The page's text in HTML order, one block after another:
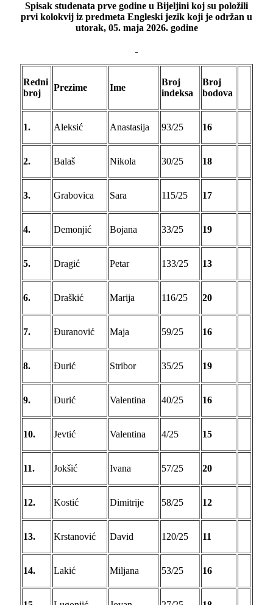
Spisak studenata prve godine u Bijeljini koj su položili
prvi kolokvij iz predmeta Engleski jezik koji je održan u
utorak, 05. maja 2026. godine
Redni
broj
Prezime Ime
Broj
indeksa
Broj
bodova
1. Aleksić Anastasija 93/25 16
2. Balaš Nikola 30/25 18
3. Grabovica Sara 115/25 17
4. Demonjić Bojana 33/25 19
5. Dragić Petar 133/25 13
6. Draškić Marija 116/25 20
7. Đuranović Maja 59/25 16
8. Đurić Stribor 35/25 19
9. Đurić Valentina 40/25 16
10. Jevtić Valentina 4/25 15
11. Jokšić Ivana 57/25 20
12. Kostić Dimitrije 58/25 12
13. Krstanović David 120/25 11
14. Lakić Miljana 53/25 16